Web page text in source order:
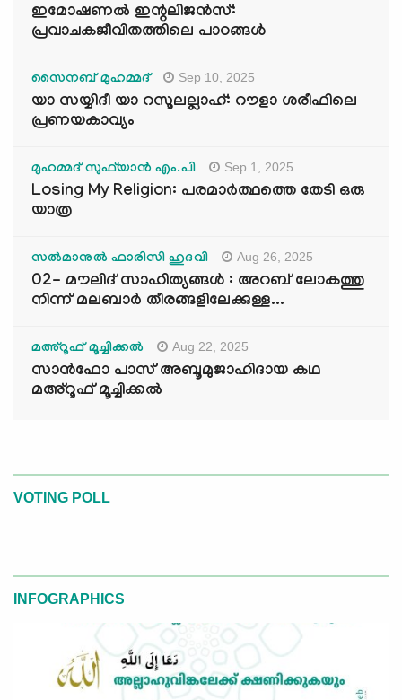
ഇമോഷണൽ ഇന്റലിജൻസ്:
പ്രവാചകജീവിതത്തിലെ പാഠങ്ങൾ
സൈനബ് മുഹമ്മദ് Sep 10, 2025
യാ സയ്യിദീ യാ റസൂലല്ലാഹ്: റൗളാ ശരീഫിലെ
പ്രണയകാവ്യം
മുഹമ്മദ് സുഫ്‌യാൻ എം.പി Sep 1, 2025
Losing My Religion: പരമാർത്ഥത്തെ തേടി ഒരു
യാത്ര
സൽമാനുൽ ഫാരിസി ഹുദവി Aug 26, 2025
02- മൗലിദ് സാഹിത്യങ്ങൾ : അറബ് ലോകത്തു
നിന്ന് മലബാർ തീരങ്ങളിലേക്കുള്ള...
മഅ്റൂഫ് മൂച്ചിക്കല്‍ Aug 22, 2025
സാൻഫോ പാസ് അബൂമുജാഹിദായ കഥ
മഅ്റൂഫ് മൂച്ചിക്കല്‍
VOTING POLL
INFOGRAPHICS